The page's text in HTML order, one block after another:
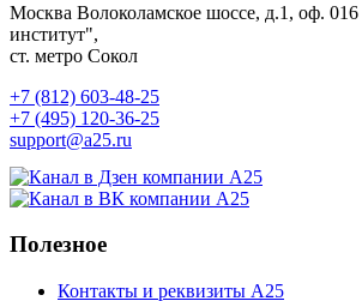
Москва Волоколамское шоссе, д.1, оф. 016
институт",
ст. метро Сокол
+7 (812) 603-48-25
+7 (495) 120-36-25
support@a25.ru
Полезное
Контакты и реквизиты А25